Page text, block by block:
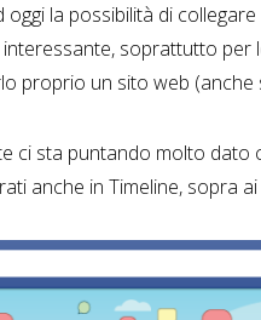
oggi la possibilità di
soprattutto per
proprio un sito web
ci sta puntando molto dato
anche in Timeline, sopra